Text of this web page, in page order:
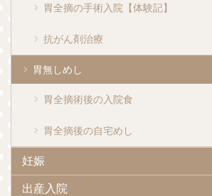
胃全摘の手術入院【体験記】
抗がん剤治療
胃無しめし
胃全摘術後の入院食
胃全摘後の自宅めし
妊娠
出産入院